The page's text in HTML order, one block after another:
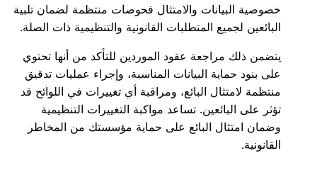
خصوصية البيانات والامتثال فحوصات منتظمة لضمان تلبية
البائعين لجميع المتطلبات القانونية والتنظيمية ذات الصلة.
يتضمن ذلك مراجعة عقود الموردين للتأكد من أنها تحتوي
على بنود حماية البيانات المناسبة، وإجراء عمليات تدقيق
منتظمة لامتثال البائع، ومراقبة أي تغييرات في اللوائح قد
تؤثر على البائعين. تساعد مواكبة التغييرات التنظيمية
وضمان امتثال البائع على حماية مؤسستك من المخاطر
القانونية.